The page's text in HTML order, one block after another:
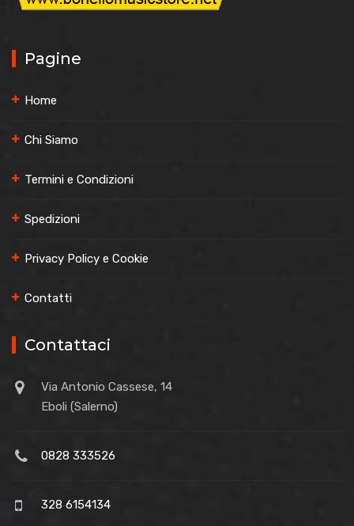
Pagine
Home
Chi Siamo
Termini e Condizioni
Spedizioni
Privacy Policy e Cookie
Contatti
Contattaci
Via Antonio Cassese, 14
Eboli (Salerno)
0828 333526
328 6154134